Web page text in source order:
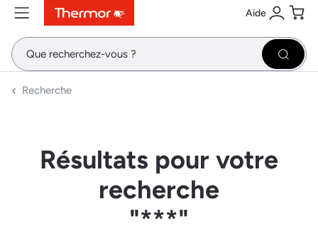
ContenuMenuRecherche Aide
Se
Recherche
Résultats pour votre
recherche
"***"